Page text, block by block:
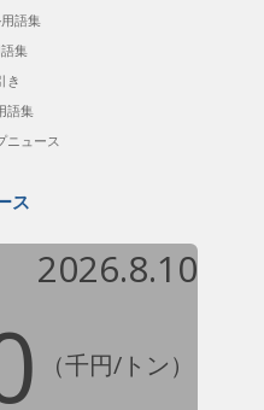
語集
集
き
語集
ニュース
ス
2026.8.10
（千円/トン）